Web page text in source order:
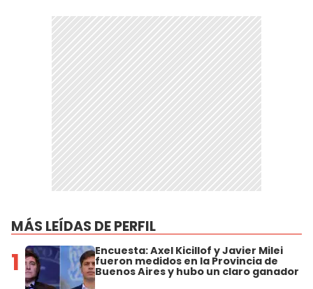
MÁS LEÍDAS DE PERFIL
1 Encuesta: Axel Kicillof y Javier Milei
fueron medidos en la Provincia de
Buenos Aires y hubo un claro ganador